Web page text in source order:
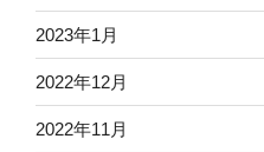
2023年1月
2022年12月
2022年11月